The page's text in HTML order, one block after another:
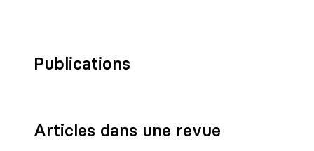
Publications
Articles dans une revue